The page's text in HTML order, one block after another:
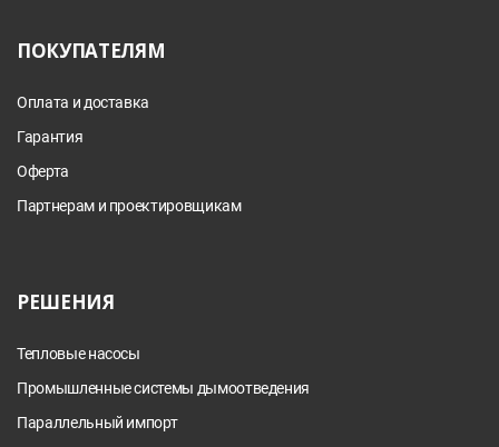
ПОКУПАТЕЛЯМ
Оплата и доставка
Гарантия
Оферта
Партнерам и проектировщикам
РЕШЕНИЯ
Тепловые насосы
Промышленные системы дымоотведения
Параллельный импорт